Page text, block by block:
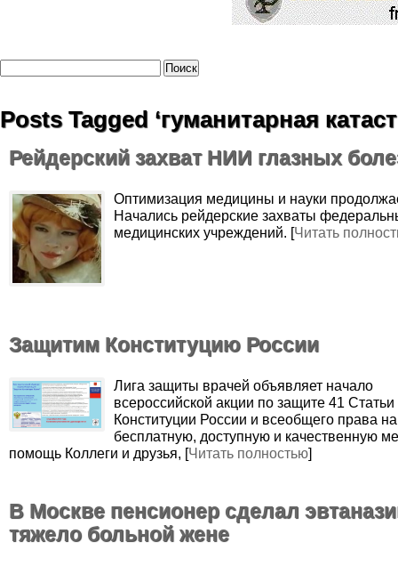
Posts Tagged ‘гуманитарная
Рейдерский захват НИИ глазных
Оптимизация медицины и науки
Начались рейдерские захваты
медицинских учреждений. [Читать
Защитим Конституцию России
Лига защиты врачей объявляет начало
всероссийской акции по защите 41 Статьи
Конституции России и всеобщего права на
бесплатную, доступную и качественную
помощь Коллеги и друзья, [Читать полностью]
В Москве пенсионер сделал
тяжело больной жене